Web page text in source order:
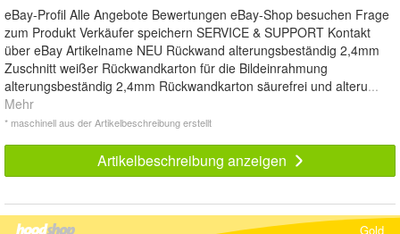
eBay-Profil Alle Angebote Bewertungen eBay-Shop besuchen Frage
zum Produkt Verkäufer speichern SERVICE & SUPPORT Kontakt
über eBay Artikelname NEU Rückwand alterungsbeständig 2,4mm
Zuschnitt weißer Rückwandkarton für die Bildeinrahmung
alterungsbeständig 2,4mm Rückwandkarton säurefrei und alteru...
Mehr
* maschinell aus der Artikelbeschreibung erstellt
Artikelbeschreibung anzeigen
Gold